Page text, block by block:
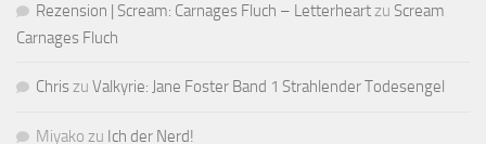
Rezension | Scream: Carnages Fluch – Letterheartzu Scream
Carnages Fluch
Chriszu Valkyrie: Jane Foster Band 1 Strahlender Todesengel
Miyako zu Ich der Nerd!